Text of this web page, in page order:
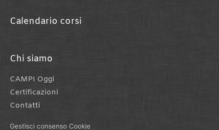
Calendario corsi
Chi siamo
CAMPI Oggi
Certificazioni
Contatti
Gestisci consenso Cookie